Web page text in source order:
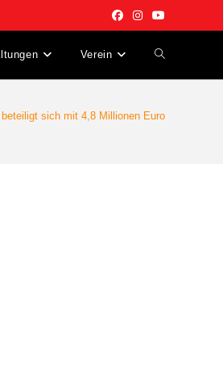
Verein
sich mit 4,8 Millionen Euro